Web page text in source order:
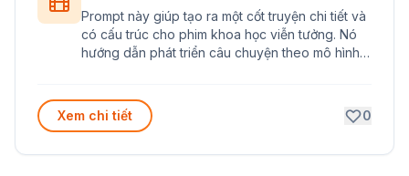
Prompt này giúp tạo ra một cốt truyện chi tiết và
có cấu trúc cho phim khoa học viễn tưởng. Nó
hướng dẫn phát triển câu chuyện theo mô hình 3
Xem chi tiết
0